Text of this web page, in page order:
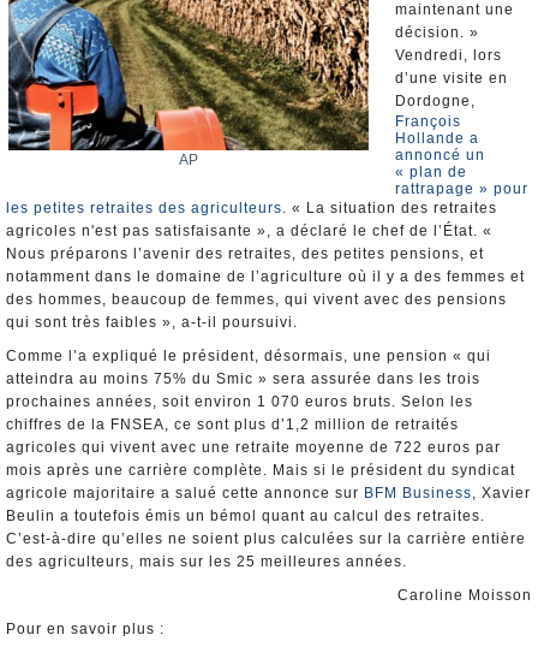
AP
maintenant une
décision. »
Vendredi, lors
d’une visite en
Dordogne,
François
Hollande a
annoncé un
« plan de
rattrapage » pour
les petites retraites des agriculteurs. « La situation des retraites
agricoles n'est pas satisfaisante », a déclaré le chef de l’État. «
Nous préparons l’avenir des retraites, des petites pensions, et
notamment dans le domaine de l’agriculture où il y a des femmes et
des hommes, beaucoup de femmes, qui vivent avec des pensions
qui sont très faibles », a-t-il poursuivi.
Comme l’a expliqué le président, désormais, une pension « qui
atteindra au moins 75% du Smic » sera assurée dans les trois
prochaines années, soit environ 1 070 euros bruts. Selon les
chiffres de la FNSEA, ce sont plus d’1,2 million de retraités
agricoles qui vivent avec une retraite moyenne de 722 euros par
mois après une carrière complète. Mais si le président du syndicat
agricole majoritaire a salué cette annonce sur BFM Business, Xavier
Beulin a toutefois émis un bémol quant au calcul des retraites.
C’est-à-dire qu’elles ne soient plus calculées sur la carrière entière
des agriculteurs, mais sur les 25 meilleures années.
Caroline Moisson
Pour en savoir plus :